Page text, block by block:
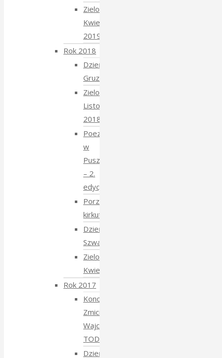
Zielony
Kwiecień
2019
Rok 2018
Dzień
Gruziński
Zielony
Listopad
2018
Poezja
w
Puszczy
– 2.
edycja
Porządkowanie
kirkutu
Dzień
Szwajcarski
Zielony
Kwiecień
Rok 2017
Koncert
Zmiciera
Wajciuszkiewicza
TODARA
Dzień